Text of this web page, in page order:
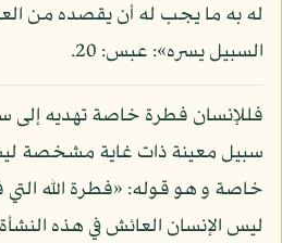
له به ما يجب له أن يقصده من
السبيل يسره»: عبس: 20.
فللإنسان فطرة خاصة تهديه إلى
سبيل معينة ذات غاية مشخصة
خاصة و هو قوله: «فطرة الله التي
ليس الإنسان العائش في هذه